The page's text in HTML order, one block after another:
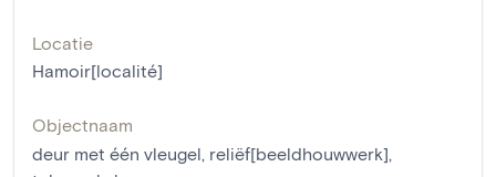
Locatie
Hamoir[localité]
Objectnaam
deur met één vleugel reliëf[beeldhouwwerk]